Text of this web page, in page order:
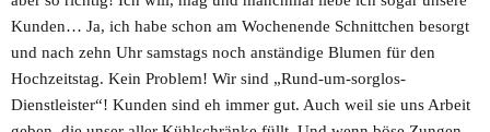
Kunden… Ja, ich habe schon am Wochenende Schnittchen besorgt
und nach zehn Uhr samstags noch anständige Blumen für den
Hochzeitstag. Kein Problem! Wir sind „Rund-um-sorglos-
Dienstleister“! Kunden sind eh immer gut. Auch weil sie uns Arbeit